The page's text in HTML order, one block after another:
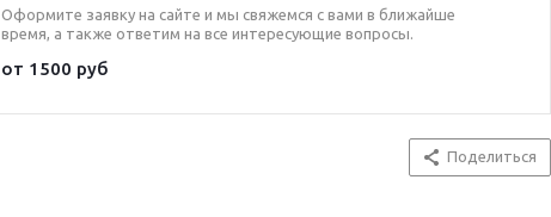
Оформите заявку на сайте и мы свяжемся с вами в ближайше
время, а также ответим на все интересующие вопросы.
от 1500 руб
Поделиться